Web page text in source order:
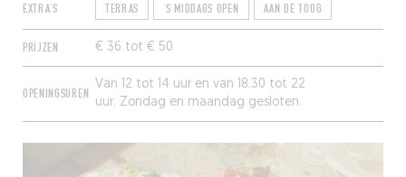
EXTRA'S TERRAS ‘S MIDDAGS OPEN AAN DE TOOG
PRIJZEN € 36 tot € 50
OPENINGSUREN
Van 12 tot 14 uur en van 18.30 tot 22
uur. Zondag en maandag gesloten.